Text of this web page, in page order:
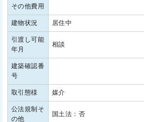
その他費用
建物状況 居住中
引渡し可能
年月
相談
建築確認番
号
取引態様 媒介
公法規制そ
の他
国土法：否